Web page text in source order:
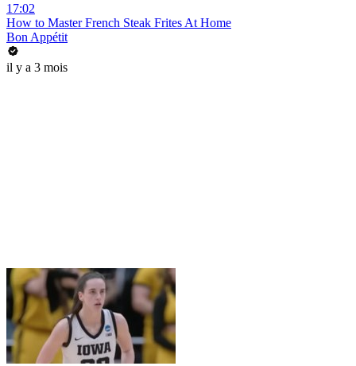
17:02
How to Master French Steak Frites At Home
Bon Appétit
il y a 3 mois